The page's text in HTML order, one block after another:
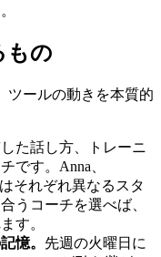
もの
ツールの動きを本質的
た話し方、トレーニ
です。Anna、
それぞれ異なるスタ
うコーチを選べば、
す。
憶。 先週の火曜日に